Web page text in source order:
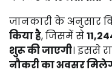
जानकारी के अनुसार
किया है, जिसमें से
शुरू की जाएगी। इससे
नौकरी का अवसर